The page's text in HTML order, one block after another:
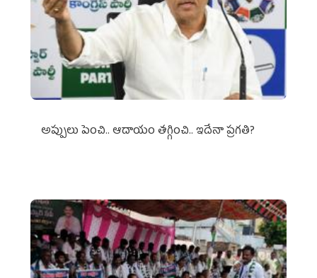
అప్పులు పెంచి.. ఆదాయం తగ్గించి.. ఇదేనా ప్రగతి?